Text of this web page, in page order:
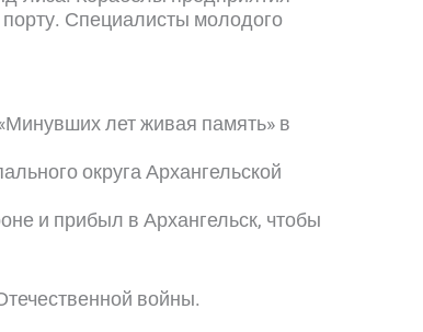
порту. Специалисты молодого
лет живая память» в
округа Архангельской
и прибыл в Архангельск, чтобы
войны.